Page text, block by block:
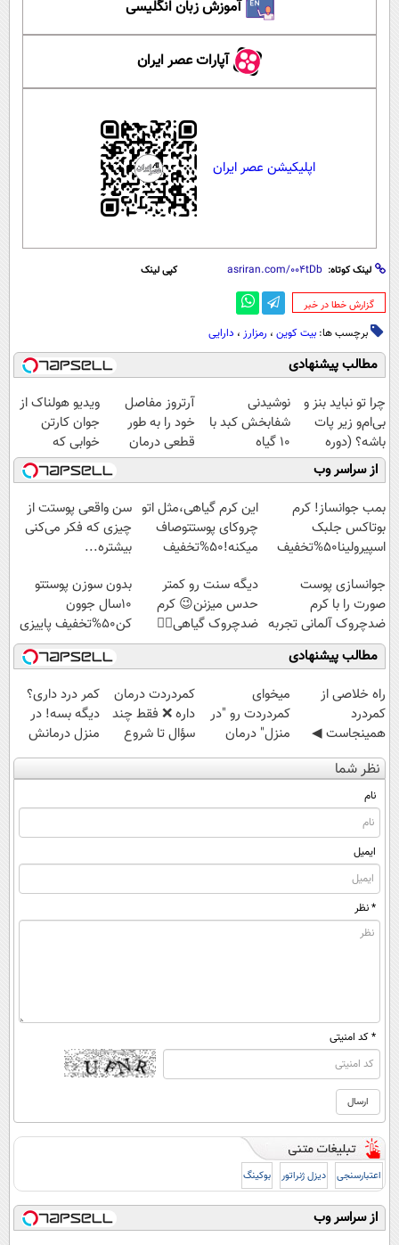
آموزش زبان انگلیسی
آپارات عصر ایران
اپلیکیشن عصر ایران
لینک کوتاه: کپی لینک
‌گزارش خطا در خبر
برچسب ها: بیت کوین ، رمزارز ، دارایی
مطالب پیشنهادی
چرا تو نباید بنز و
بی‌ام‌و زیر پات
باشه؟ (دوره
رایگان درآمد
میلیاردی)
نوشیدنی
شفابخش کبد با
10 گیاه
موثر(تخفیف تا
امشب)
آرتروز مفاصل
خود را به طور
قطعی درمان
کنید!
◗پرسش‌نامه◖
ویدیو هولناک از
جوان کارتن
خوابی که
میلیاردر شد.
آموزش رایگان
از سراسر وب
بمب جوانساز! کرم
بوتاکس جلبک
اسپیرولینا50%تخفیف
این کرم گیاهی،مثل اتو
چروکای پوستتوصاف
میکنه!50%تخفیف
سن واقعی پوستت از
چیزی که فکر می‌کنی
بیشتره...
جوانسازی پوست
صورت را با کرم
ضدچروک آلمانی تجربه
کنید!
دیگه سنت رو کمتر
حدس میزنن😉 کرم
ضدچروک گیاهی👈🏻
45%تخفیف
بدون سوزن پوستتو
10سال جوون
کن50%تخفیف پاییزی
مطالب پیشنهادی
‌راه خلاصی از
کمردرد
همینجاست ◀
فقط کافیه فرم
رو پر کنی!
میخوای
کمردردت رو "در
منزل" درمان
کنی؟ (◂فیلم +
◂پرسش‌نامه)
‌کمردردت درمان
داره ❌ فقط چند
سؤال تا شروع
بهبودی فاصله‌
داری!
کمر درد داری؟
دیگه بسه! در
منزل درمانش
کن
(◀پرسش‌نامه)
نظر شما
نام
ایمیل
* نظر
* کد امنیتی
اعتبارسنجی دیزل ژنراتور بوکینگ
از سراسر وب